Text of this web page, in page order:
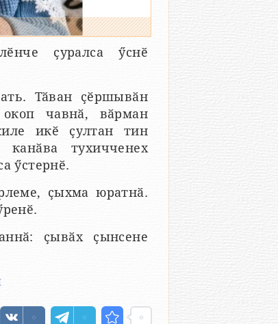
ҫуралса ӳснӗ
Тӑван ҫӗршывӑн
чавнӑ, вӑрман
икӗ ҫултан тин
тухичченех
ӳстернӗ.
ҫыхма юратнӑ.
ҫывӑх ҫынсене